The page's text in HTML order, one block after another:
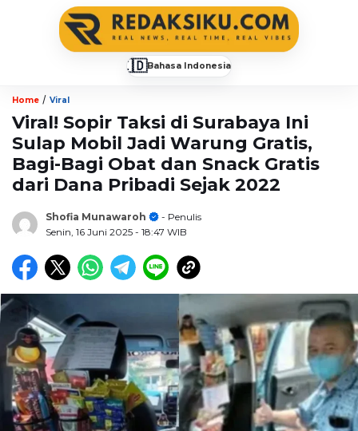
🇮🇩Bahasa Indonesia
Home / Viral
Viral! Sopir Taksi di Surabaya Ini
Sulap Mobil Jadi Warung Gratis,
Bagi-Bagi Obat dan Snack Gratis
dari Dana Pribadi Sejak 2022
Shofia Munawaroh
- Penulis
Senin, 16 Juni 2025 - 18:47 WIB